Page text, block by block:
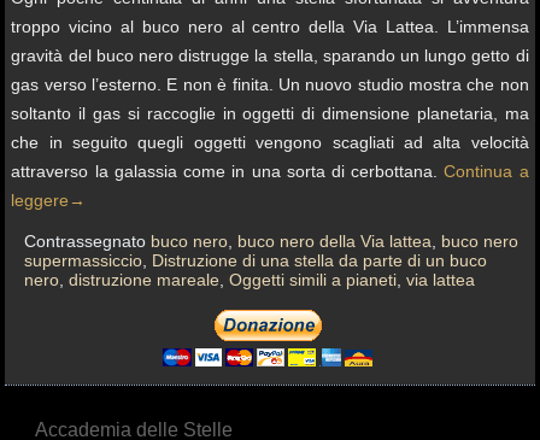
troppo vicino al buco nero al centro della Via Lattea. L’immensa
gravità del buco nero distrugge la stella, sparando un lungo getto di
gas verso l’esterno. E non è finita. Un nuovo studio mostra che non
soltanto il gas si raccoglie in oggetti di dimensione planetaria, ma
che in seguito quegli oggetti vengono scagliati ad alta velocità
attraverso la galassia come in una sorta di cerbottana.Continua a
leggere →
Contrassegnato buco nero buco nero della Via lattea
buco nero
supermassiccio Distruzione di una stella da parte di un buco
nero ,distruzione mareale ,Oggetti simili a pianeti ,via lattea
Accademia delle Stelle